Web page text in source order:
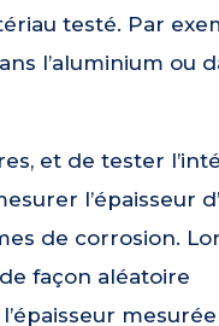
testé. Par
l’aluminium ou
et de tester
l’épaisseur
de corrosion.
façon aléatoire